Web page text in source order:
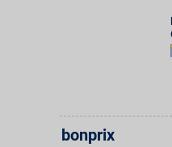
bonprix